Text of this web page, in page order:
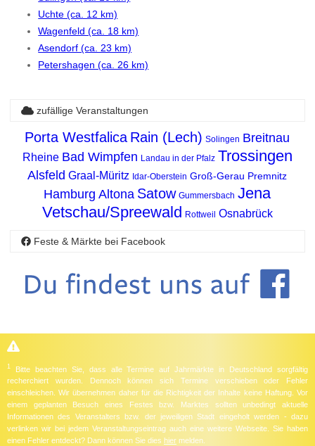
Uchte (ca. 12 km)
Wagenfeld (ca. 18 km)
Asendorf (ca. 23 km)
Petershagen (ca. 26 km)
zufällige Veranstaltungen
Porta Westfalica Rain (Lech) Solingen Breitnau
Rheine Bad Wimpfen Landau in der Pfalz Trossingen
Alsfeld Graal-Müritz Idar-Oberstein Groß-Gerau Premnitz
Hamburg Altona Satow Gummersbach Jena
Vetschau/Spreewald Rottweil Osnabrück
Feste & Märkte bei Facebook
1
Bitte beachten Sie, dass alle Termine auf Jahrmärkte in Deutschland sorgfältig
recherchiert wurden. Dennoch können sich Termine verschieben oder Fehler
einschleichen. Wir übernehmen daher für die Richtigkeit der Inhalte keine Haftung. Vor
einem geplanten Besuch eines Festes bzw. Marktes sollten unbedingt aktuelle
Informationen des Veranstalters bzw. der jeweiligen Stadt eingeholt werden - dazu
verlinken wir bei jedem Veranstaltungseintrag auch eine weitere Webseite. Sie haben
einen Fehler entdeckt? Dann können Sie dies hier melden.